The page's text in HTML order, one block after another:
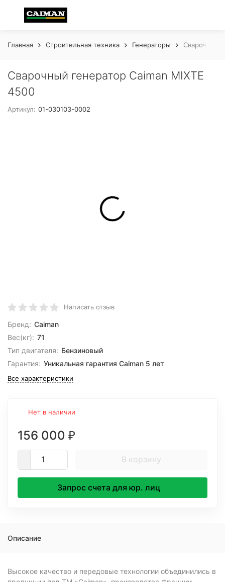
Главная Строительная техника Генераторы Сварочный
Сварочный генератор Caiman MIXTE
4500
Артикул: 01-030103-0002
Написать отзыв
Бренд: Caiman
Вес(кг): 71
Тип двигателя: Бензиновый
Гарантия: Уникальная гарантия Caiman 5 лет
Все характеристики
Нет в наличии
156 000 ₽
В корзину
Запрос счета для юр. лиц
Описание
Высокое качество и передовые технологии объединились в